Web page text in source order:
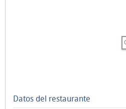
internacional
Datos del restaurante